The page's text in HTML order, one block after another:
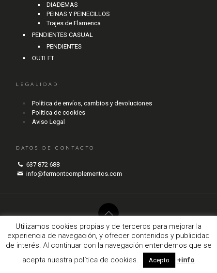
DIADEMAS
PEINAS Y PEINECILLOS
Trajes de Flamenca
PENDIENTES CASUAL
PENDIENTES
OUTLET
LEGALIDAD
Política de envíos, cambios y devoluciones
Política de cookies
Aviso Legal
DATOS DE CONTACTO
637 872 688
info@fermontcomplementos.com
© 2017 Fermont Complementos. Todos los derechos reservados.
agencianodo.com
Utilizamos cookies propias y de terceros para mejorar la
experiencia de navegación, y ofrecer contenidos y publicidad
de interés. Al continuar con la navegación entendemos que se
acepta nuestra política de cookies.
Acepto +info